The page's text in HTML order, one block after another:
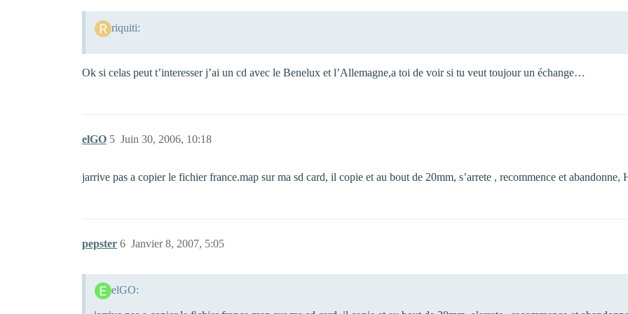
riquiti:
Ok si celas peut t’interesser j’ai un cd avec le Benelux et l’Allemagne,a toi de voir si tu veut toujour un échange…
elGO Juin 30, 2006, 10:18
5
jarrive pas a copier le fichier france.map sur ma sd card, il copie et au bout de 20mm, s’arrete , recommence et abandonne,
pepster Janvier 8, 2007, 5:05
6
elGO: